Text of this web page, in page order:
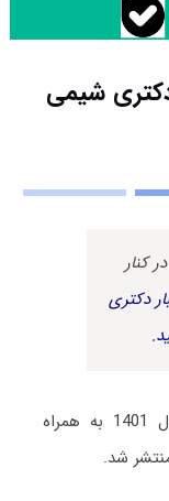
دکتری شیمی
کنار
دکتری
سوالات آزمون دکتری شیمی دارویی سال 1401 به همراه
شد.